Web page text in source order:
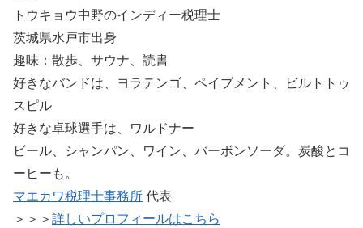
トウキョウ中野のインディー税理士
茨城県水戸市出身
趣味：散歩、サウナ、読書
好きなバンドは、ヨラテンゴ、ペイブメント、ビルトトゥ
スピル
好きな卓球選手は、ワルドナー
ビール、シャンパン、ワイン、バーボンソーダ。炭酸とコ
ーヒーも。
マエカワ税理士事務所 代表
＞＞＞ 詳しいプロフィールはこちら